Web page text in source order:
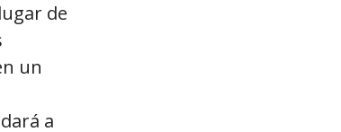
de
un
a